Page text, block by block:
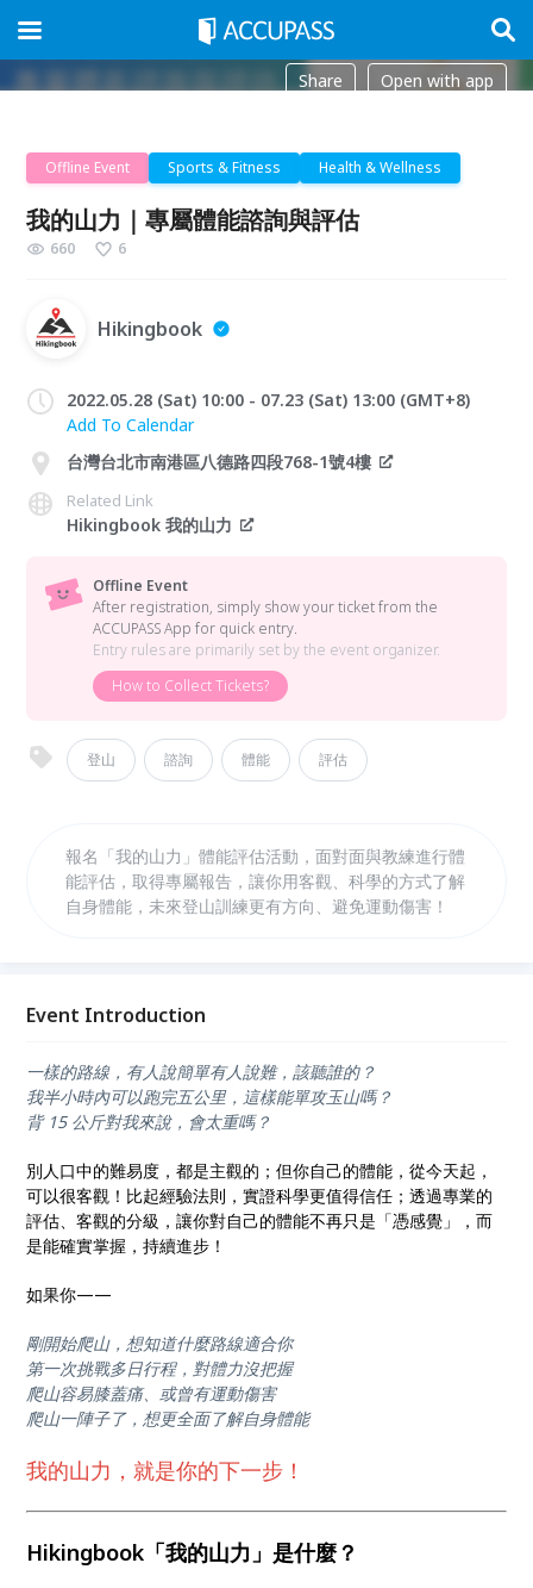
Share Open with app
Offline Event Sports & Fitness Health & Wellness
我的山力｜專屬體能諮詢與評估
660 6
Hikingbook
2022.05.28 (Sat) 10:00 - 07.23 (Sat) 13:00 (GMT+8)
Add To Calendar
台灣台北市南港區八德路四段768-1號4樓
Related Link
Hikingbook 我的山力
Offline Event
After registration, simply show your ticket from the
ACCUPASS App for quick entry.
Entry rules are primarily set by the event organizer.
How to Collect Tickets?
登山 諮詢 體能 評估
報名「我的山力」體能評估活動，面對面與教練進行體
能評估，取得專屬報告，讓你用客觀、科學的方式了解
自身體能，未來登山訓練更有方向、避免運動傷害！
Event Introduction
一樣的路線，有人說簡單有人說難，該聽誰的？
我半小時內可以跑完五公里，這樣能單攻玉山嗎？
背 15 公斤對我來說，會太重嗎？
別人口中的難易度，都是主觀的；但你自己的體能，從今天起，
可以很客觀！比起經驗法則，實證科學更值得信任；透過專業的
評估、客觀的分級，讓你對自己的體能不再只是「憑感覺」，而
是能確實掌握，持續進步！
如果你——
剛開始爬山，想知道什麼路線適合你
第一次挑戰多日行程，對體力沒把握
爬山容易膝蓋痛、或曾有運動傷害
爬山一陣子了，想更全面了解自身體能
我的山力，就是你的下一步！
Hikingbook「我的山力」是什麼？